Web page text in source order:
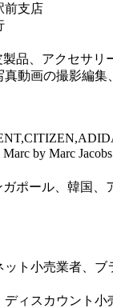
支店
品、アクセサリ
真動画の撮影編集
by Marc
ポール、韓国、
ット小売業者、ブ
ィスカウント小